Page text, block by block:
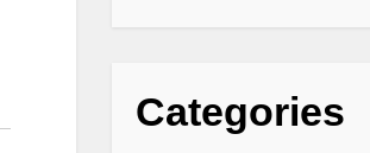
Categories